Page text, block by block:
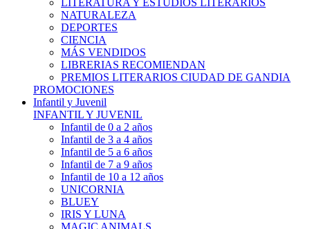
LITERATURA Y ESTUDIOS LITERARIOS
NATURALEZA
DEPORTES
CIENCIA
MÁS VENDIDOS
LIBRERIAS RECOMIENDAN
PREMIOS LITERARIOS CIUDAD DE GANDIA
PROMOCIONES
Infantil y Juvenil
INFANTIL Y JUVENIL
Infantil de 0 a 2 años
Infantil de 3 a 4 años
Infantil de 5 a 6 años
Infantil de 7 a 9 años
Infantil de 10 a 12 años
UNICORNIA
BLUEY
IRIS Y LUNA
MAGIC ANIMALS